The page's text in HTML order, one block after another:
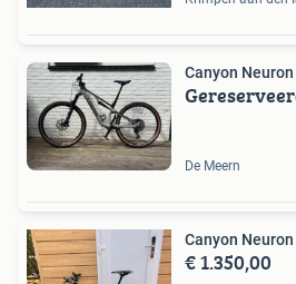
Canyon
De Meern
Canyon
€ 1.350,00